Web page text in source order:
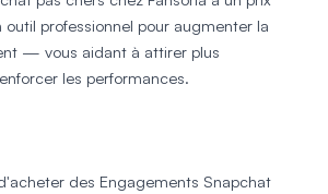
outil professionnel pour augmenter la
— vous aidant à attirer plus
les performances.
des Engagements Snapchat